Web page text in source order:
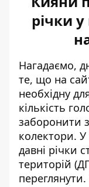
річки
Нагадаємо,
те, що на
необхідну
кількість
заборонити
колектори. У
давні річки
територій